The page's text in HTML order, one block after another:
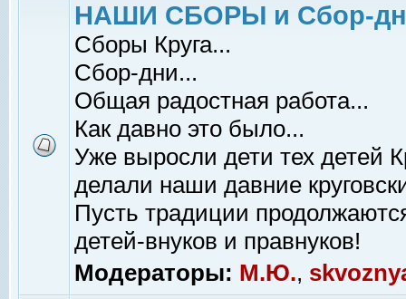
НАШИ СБОРЫ и Сбор-
Сборы Круга...
Сбор-дни...
Общая радостная работа...
Как давно это было...
Уже выросли дети тех детей
делали наши давние
Пусть традиции
детей-внуков и правнуков!
Модераторы: М.Ю.,